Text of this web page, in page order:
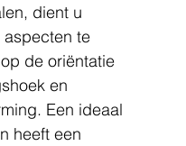
dient u
te
de oriëntatie
en
Een ideaal
heeft een